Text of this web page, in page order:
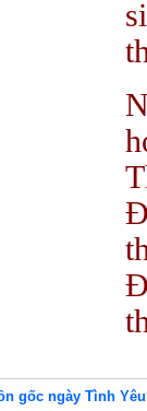
gốc ngày Tình